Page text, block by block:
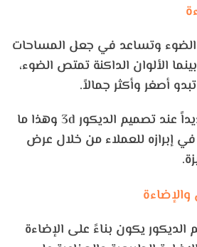
الضوء وتساعد في جعل المساحات
الألوان الداكنة تمتص الضوء،
أصغر وأكثر جمالاً.
وتظهر تأثير الألوان تحديداً عند تصميم الديكور 3d وهذا ما
في إبرازه للعملاء من خلال عرض
والإضاءة
الديكور يكون بناءً على الإضاءة